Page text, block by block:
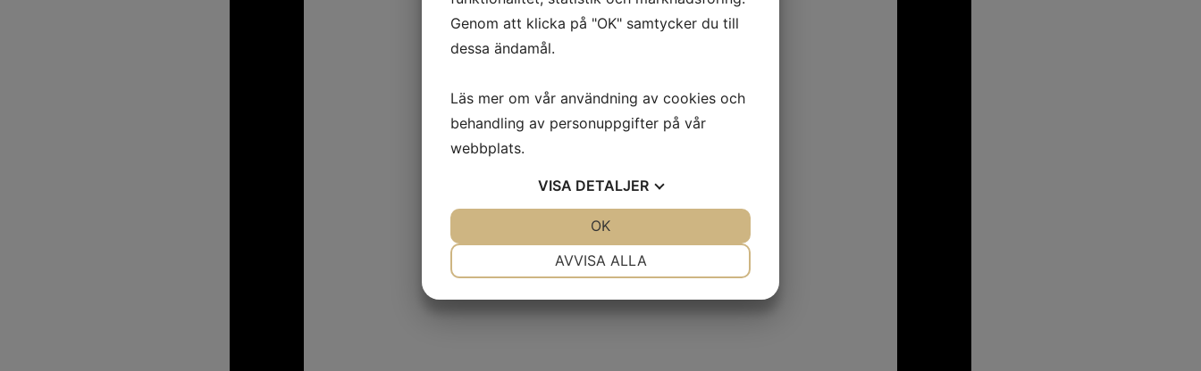
Genom att klicka på "OK" samtycker du till
dessa ändamål.
Läs mer om vår användning av cookies och
behandling av personuppgifter på vår
webbplats.
VISA DETALJER
AVVISA ALLA
OK